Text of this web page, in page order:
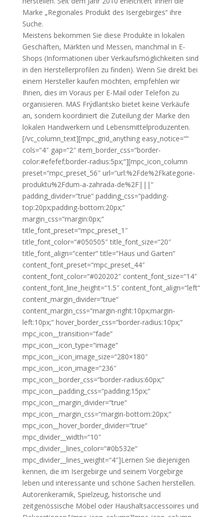
Marke „Regionales Produkt des Isergebirges“ ihre
Suche.
Meistens bekommen Sie diese Produkte in lokalen
Geschäften, Märkten und Messen, manchmal in E-
Shops (Informationen über Verkaufsmöglichkeiten sind
in den Herstellerprofilen zu finden). Wenn Sie direkt bei
einem Hersteller kaufen möchten, empfehlen wir
Ihnen, dies im Voraus per E-Mail oder Telefon zu
organisieren. MAS Frýdlantsko bietet keine Verkäufe
an, sondern koordiniert die Zuteilung der Marke den
lokalen Handwerkern und Lebensmittelproduzenten.
[/vc_column_text][mpc_grid_anything easy_notice=““
cols=“4″ gap=“2″ item_border_css=“border-
color:#efefef;border-radius:5px;“][mpc_icon_column
preset=“mpc_preset_56″ url=“url:%2Fde%2Fkategorie-
produktu%2Fdum-a-zahrada-de%2F|||“
padding_divider=“true“ padding_css=“padding-
top:20px;padding-bottom:20px;“
margin_css=“margin:0px;“
title_font_preset=“mpc_preset_1″
title_font_color=“#050505″ title_font_size=“20″
title_font_align=“center“ title=“Haus und Garten“
content_font_preset=“mpc_preset_44″
content_font_color=“#020202″ content_font_size=“14″
content_font_line_height=“1.5″ content_font_align=“left“
content_margin_divider=“true“
content_margin_css=“margin-right:10px;margin-
left:10px;“ hover_border_css=“border-radius:10px;“
mpc_icon__transition=“fade“
mpc_icon__icon_type=“image“
mpc_icon__icon_image_size=“280×180″
mpc_icon__icon_image=“236″
mpc_icon__border_css=“border-radius:60px;“
mpc_icon__padding_css=“padding:15px;“
mpc_icon__margin_divider=“true“
mpc_icon__margin_css=“margin-bottom:20px;“
mpc_icon__hover_border_divider=“true“
mpc_divider__width=“10″
mpc_divider__lines_color=“#0b532e“
mpc_divider__lines_weight=“4″]Lernen Sie diejenigen
kennen, die im Isergebirge und seinem Vorgebirge
leben und interessante und schöne Sachen herstellen.
Autorenkeramik, Spielzeug, historische und
zeitgenössische Möbel oder Haushaltsaccessoires und